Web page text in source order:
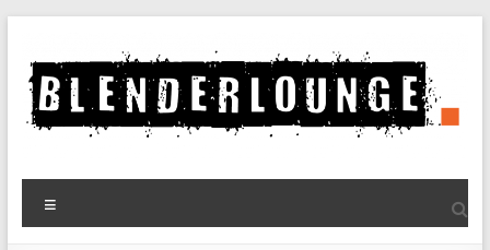
contenu
Blenderlounge
Le